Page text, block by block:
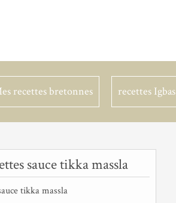
recettes bretonnes recettes Igbas
sauce tikka massla